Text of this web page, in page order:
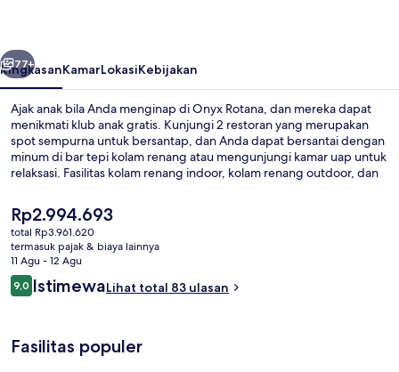
Berikutnya
77+
RingkasanKamarLokasiKebijakan
Ajak anak bila Anda menginap di Onyx Rotana, dan mereka dapat
menikmati klub anak gratis. Kunjungi 2 restoran yang merupakan
spot sempurna untuk bersantap, dan Anda dapat bersantai dengan
minum di bar tepi kolam renang atau mengunjungi kamar uap untuk
relaksasi. Fasilitas kolam renang indoor, kolam renang outdoor, dan
Harga
saat
ini
Rp2.994.693
Rp2.994.693
total Rp3.961.620
termasuk pajak & biaya lainnya
11 Agu - 12 Agu
Ulasan
9,09,0 dari 10
IstimewaLihat total 83 ulasan
Fasilitas populer